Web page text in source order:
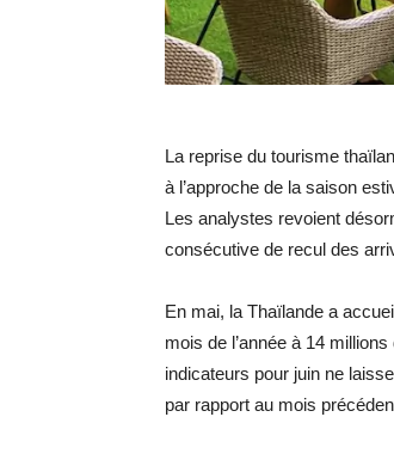
La reprise du tourisme
à l’approche de la saison
Les analystes revoient
consécutive de recul des
En mai, la Thaïlande a
mois de l’année à 14
indicateurs pour juin ne
par rapport au mois